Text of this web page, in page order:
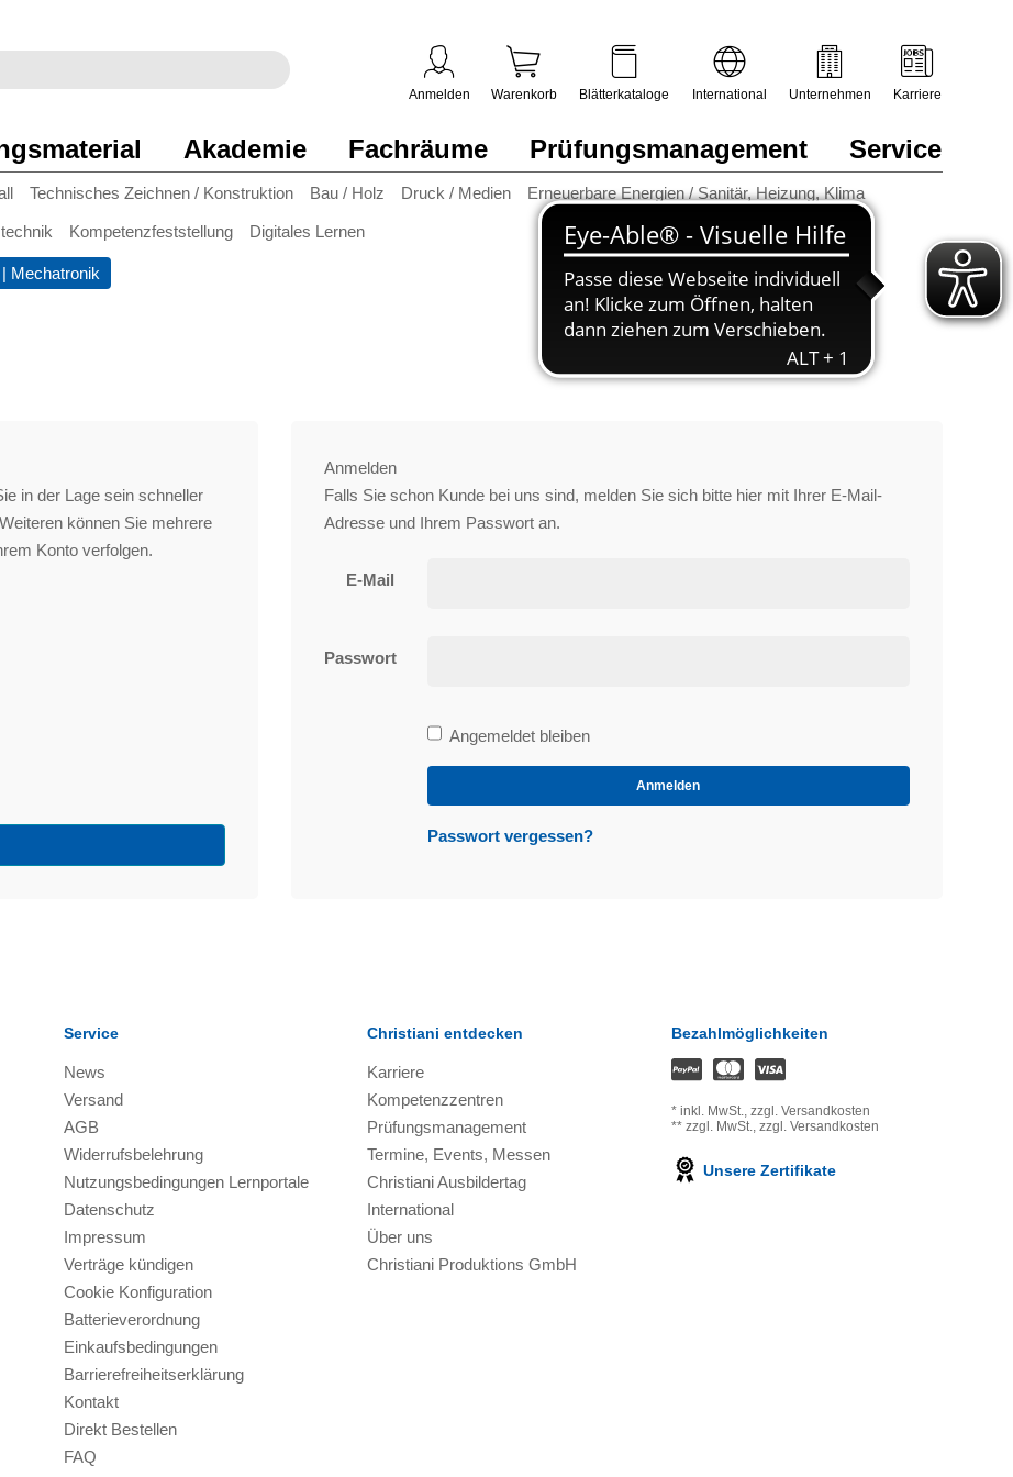
Technisches Zeichnen / Konstruktion Bau / Holz Druck / Medien Erneuerbare Energien / Sanitär, Heizung, Klima
Kompetenzfeststellung Digitales Lernen
Akademie Fachräume Prüfungsmanagement Service
| Mechatronik
Anmelden Warenkorb Blätterkataloge International Unternehmen Karriere
in der Lage sein schneller
können Sie mehrere
Konto verfolgen.
Anmelden
Falls Sie schon Kunde bei uns sind, melden Sie sich bitte hier mit Ihrer E-Mail-
Adresse und Ihrem Passwort an.
E-Mail
Passwort
Bleibe
angemeldet
Angemeldet bleiben
Anmelden
Passwort vergessen?
Service
News
Versand
AGB
Widerrufsbelehrung
Nutzungsbedingungen Lernportale
Datenschutz
Impressum
Verträge kündigen
Cookie Konfiguration
Batterieverordnung
Einkaufsbedingungen
Barrierefreiheitserklärung
Kontakt
Direkt Bestellen
FAQ
Christiani entdecken
Karriere
Kompetenzzentren
Prüfungsmanagement
Termine, Events, Messen
Christiani Ausbildertag
International
Über uns
Christiani Produktions GmbH
Bezahlmöglichkeiten
* inkl. MwSt., zzgl. Versandkosten
** zzgl. MwSt., zzgl. Versandkosten
Unsere Zertifikate